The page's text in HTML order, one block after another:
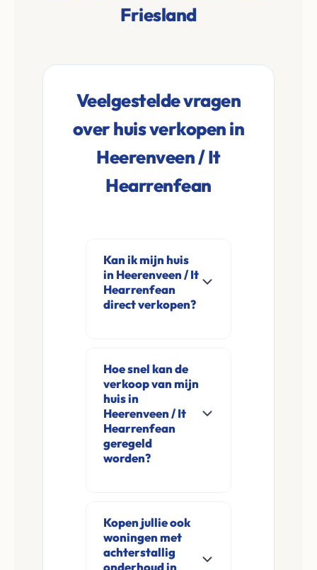
Friesland
Veelgestelde vragen
over huis verkopen in
Heerenveen / It
Hearrenfean
Kan ik mijn huis
in Heerenveen / It
Hearrenfean
direct verkopen?
direct aan in
Heerenveen / It
Hearrenfean en
omgeving. U
verkoopt
en zonder
makelaarskosten.
Hoe snel kan de
verkoop van mijn
huis in
Heerenveen / It
Hearrenfean
geregeld
worden?
aanvraag en
eventuele korte
opname al binnen 24
Kopen jullie ook
woningen met
achterstallig
onderhoud in